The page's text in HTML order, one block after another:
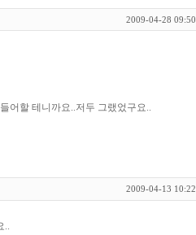
2009-04-28 09:50
어할 테니까요..저두 그랬었구요..
2009-04-13 10:22
..